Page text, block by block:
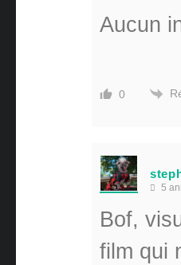
Aucun
0
5
Bof,
film qui